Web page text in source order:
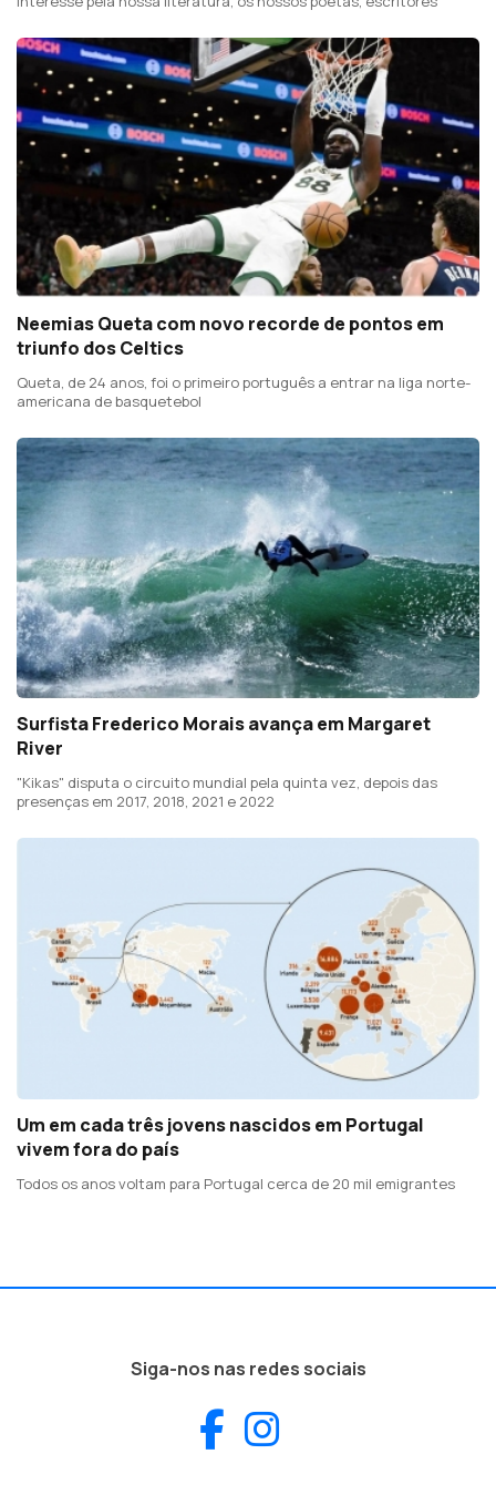
Neemias Queta com novo recorde de pontos em
triunfo dos Celtics
Queta, de 24 anos, foi o primeiro português a entrar na liga norte-
americana de basquetebol
Surfista Frederico Morais avança em Margaret
River
"Kikas" disputa o circuito mundial pela quinta vez, depois das
presenças em 2017, 2018, 2021 e 2022
Um em cada três jovens nascidos em Portugal
vivem fora do país
Todos os anos voltam para Portugal cerca de 20 mil emigrantes
Siga-nos nas redes sociais
Facebook